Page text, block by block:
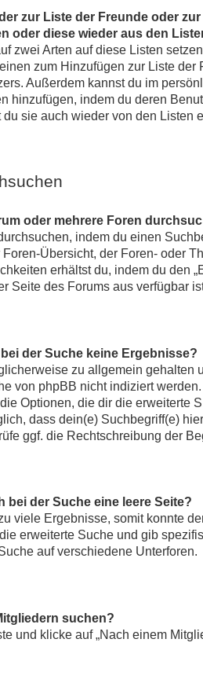
zur Liste der Freunde oder
oder diese wieder aus den
zwei Arten auf diese Listen
zum Hinzufügen zur Liste der
Außerdem kannst du im
hinzufügen, indem du deren
sie auch wieder von den Listen
oder mehrere Foren
indem du einen
Übersicht, der Foren- oder
erhältst du, indem du den
Seite des Forums aus verfügbar
der Suche keine Ergebnisse?
zu allgemein gehalten
von phpBB nicht indiziert
Optionen, die dir die erweiterte
dass dein(e) Suchbegriff(e)
ggf. die Rechtschreibung der
bei der Suche eine leere Seite?
viele Ergebnisse, somit konnte
erweiterte Suche und gib
auf verschiedene Unterforen.
suchen?
und klicke auf „Nach einem